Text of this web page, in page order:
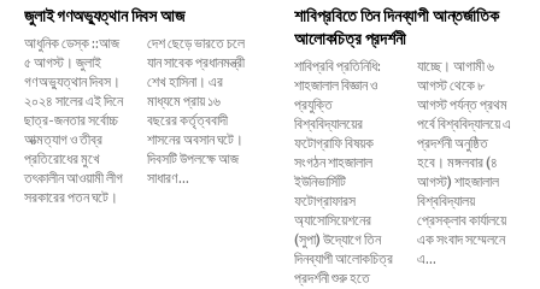
জুলাই গণঅভ্যুত্থান দিবস আজ
আধুনিক ডেস্ক ::আজ
৫ আগস্ট। জুলাই
গণঅভ্যুত্থান দিবস।
২০২৪ সালের এই দিনে
ছাত্র-জনতার সর্বোচ্চ
আত্মত্যাগ ও তীব্র
প্রতিরোধের মুখে
তৎকালীন আওয়ামী লীগ
সরকারের পতন ঘটে।
দেশ ছেড়ে ভারতে চলে
যান সাবেক প্রধানমন্ত্রী
শেখ হাসিনা। এর
মাধ্যমে প্রায় ১৬
বছরের কর্তৃত্ববাদী
শাসনের অবসান ঘটে।
দিবসটি উপলক্ষে আজ
সাধারণ...
শাবিপ্রবিতে তিন দিনব্যাপী আন্তর্জাতিক
আলোকচিত্র প্রদর্শনী
শাবিপ্রবি প্রতিনিধি:
শাহজালাল বিজ্ঞান ও
প্রযুক্তি
বিশ্ববিদ্যালয়ের
ফটোগ্রাফি বিষয়ক
সংগঠন শাহজালাল
ইউনিভার্সিটি
ফটোগ্রাফারস
অ্যাসোসিয়েশনের
(সুপা) উদ্যোগে তিন
দিনব্যাপী আলোকচিত্র
প্রদর্শনী শুরু হতে
যাচ্ছে। আগামী ৬
আগস্ট থেকে ৮
আগস্ট পর্যন্ত প্রথম
পর্বে বিশ্ববিদ্যালয়ে এ
প্রদর্শনী অনুষ্ঠিত
হবে। মঙ্গলবার (৪
আগস্ট) শাহজালাল
বিশ্ববিদ্যালয়
প্রেসক্লাব কার্যালয়ে
এক সংবাদ সম্মেলনে
এ...